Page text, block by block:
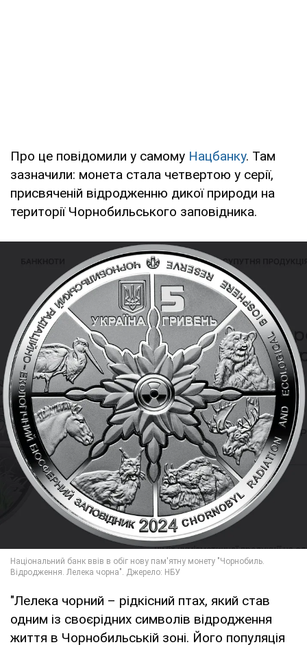
Про це повідомили у самому Нацбанку. Там
зазначили: монета стала четвертою у серії,
присвяченій відродженню дикої природи на
території Чорнобильського заповідника.
"Лелека чорний – рідкісний птах, який став
одним із своєрідних символів відродження
життя в Чорнобильській зоні. Його популяція